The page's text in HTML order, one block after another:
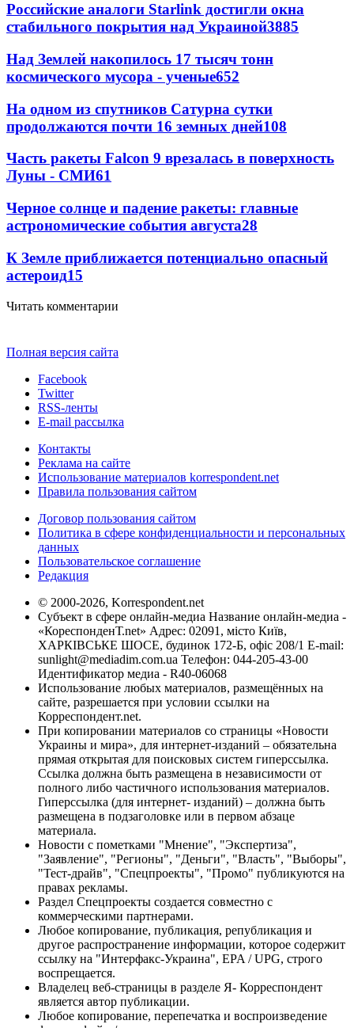
Российские аналоги Starlink достигли окна
стабильного покрытия над Украиной3885
Над Землей накопилось 17 тысяч тонн
космического мусора - ученые652
На одном из спутников Сатурна сутки
продолжаются почти 16 земных дней108
Часть ракеты Falcon 9 врезалась в поверхность
Луны - СМИ61
Черное солнце и падение ракеты: главные
астрономические события августа28
К Земле приближается потенциально опасный
астероид15
Читать комментарии
Полная версия сайта
Facebook
Twitter
RSS-ленты
E-mail рассылка
Контакты
Реклама на сайте
Использование материалов korrespondent.net
Правила пользования сайтом
Договор пользования сайтом
Политика в сфере конфиденциальности и персональных
данных
Пользовательское соглашение
Редакция
© 2000-2026, Korrespondent.net
Субъект в сфере онлайн-медиа Название онлайн-медиа -
«КореспонденТ.net» Адрес: 02091, місто Київ,
ХАРКІВСЬКЕ ШОСЕ, будинок 172-Б, офіс 208/1 E-mail:
sunlight@mediadim.com.ua Телефон: 044-205-43-00
Идентификатор медиа - R40-06068
Использование любых материалов, размещённых на
сайте, разрешается при условии ссылки на
Корреспондент.net.
При копировании материалов со страницы «Новости
Украины и мира», для интернет-изданий – обязательна
прямая открытая для поисковых систем гиперссылка.
Ссылка должна быть размещена в независимости от
полного либо частичного использования материалов.
Гиперссылка (для интернет- изданий) – должна быть
размещена в подзаголовке или в первом абзаце
материала.
Новости с пометками "Мнение", "Экспертиза",
"Заявление", "Регионы", "Деньги", "Власть", "Выборы",
"Тест-драйв", "Спецпроекты", "Промо" публикуются на
правах рекламы.
Раздел Спецпроекты создается совместно с
коммерческими партнерами.
Любое копирование, публикация, републикация и
другое распространение информации, которое содержит
ссылку на "Интерфакс-Украина", EPA / UPG, строго
воспрещается.
Владелец веб-страницы в разделе Я- Корреспондент
является автор публикации.
Любое копирование, перепечатка и воспроизведение